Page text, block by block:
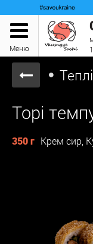
Меню
Торі
350 г Крем сир,